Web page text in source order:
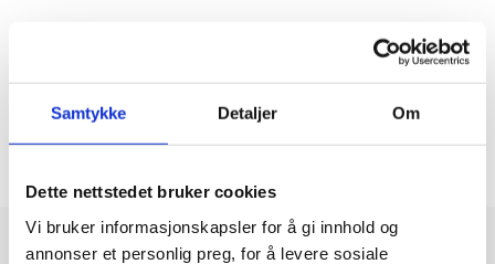
Samtykke Detaljer Om
Dette nettstedet bruker cookies
Vi bruker informasjonskapsler for å gi innhold og
annonser et personlig preg, for å levere sosiale